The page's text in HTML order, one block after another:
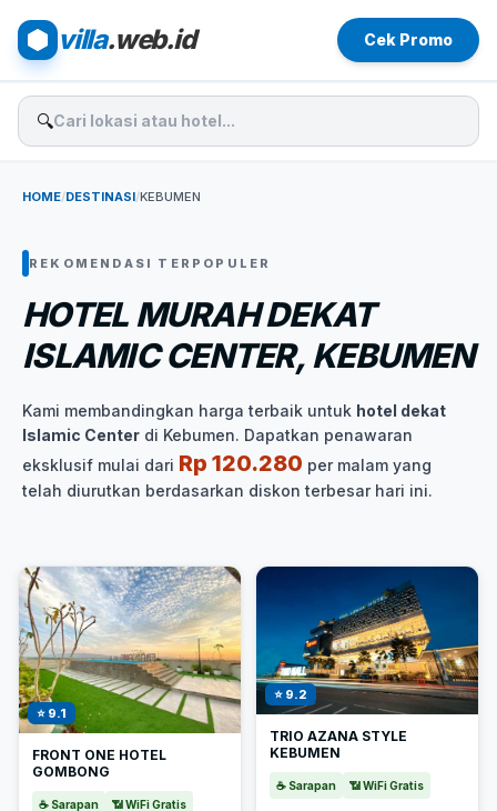
villa.web.id Cek Promo
🔍
HOME/DESTINASI/KEBUMEN
REKOMENDASI TERPOPULER
HOTEL MURAH DEKAT
ISLAMIC CENTER, KEBUMEN
Kami membandingkan harga terbaik untuk hotel dekat
Islamic Center di Kebumen. Dapatkan penawaran
eksklusif mulai dari Rp 120.280 per malam yang
telah diurutkan berdasarkan diskon terbesar hari ini.
⭐ 9.1
FRONT ONE HOTEL
GOMBONG
☕ Sarapan 📶 WiFi Gratis
⭐ 9.2
TRIO AZANA STYLE
KEBUMEN
☕ Sarapan 📶 WiFi Gratis